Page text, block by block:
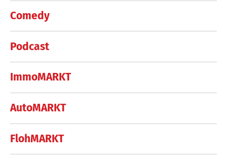
Comedy
Podcast
ImmoMARKT
AutoMARKT
FlohMARKT